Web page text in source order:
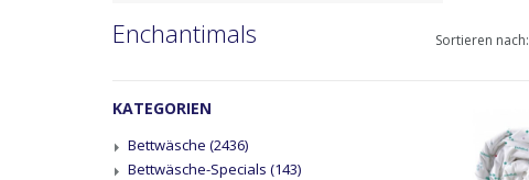
Enchantimals Sortieren nach:
KATEGORIEN
Bettwäsche (2436)
Bettwäsche-Specials (143)